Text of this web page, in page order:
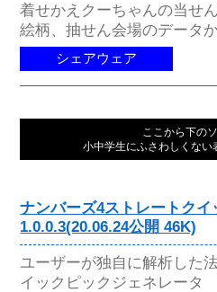
着せかえクーちゃんの当せ
絵柄、抽せん会場のデータ
シェアウェア
ここから下の
小中学生にふさわしくない
ナンバーズ4ストレートク
1.0.0.3(20.06.24公開 46K)
ユーザーが独自に解析した
イックピックジェネレータ